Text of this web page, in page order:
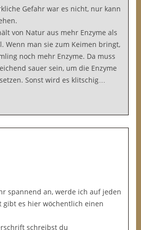
Gefahr war es nicht, nur kann
von Natur aus mehr Enzyme als
Wenn man sie zum Keimen bringt,
noch mehr Enzyme. Da muss
sauer sein, um die Enzyme
Sonst wird es klitschig…
spannend an, werde ich auf jeden
gibt es hier wöchentlich einen
schreibst du